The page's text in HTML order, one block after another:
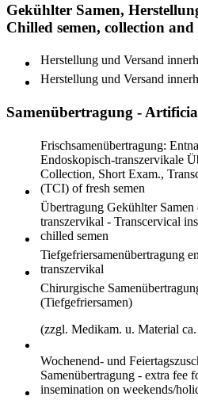
Gekühlter Samen,
Chilled semen, collection
Herstellung und Versand
Herstellung und Versand
Samenübertragung -
Frischsamenübertragung:
Endoskopisch-transzervikale
Collection, Short Exam.,
(TCI) of fresh semen
Übertragung Gekühlter Samen
transzervikal - Transcervical
chilled semen
Tiefgefriersamenübertragung
transzervikal
Chirurgische
(Tiefgefriersamen)
(zzgl. Medikam. u. Material
Wochenend- und
Samenübertragung - extra fee
insemination on weekends/